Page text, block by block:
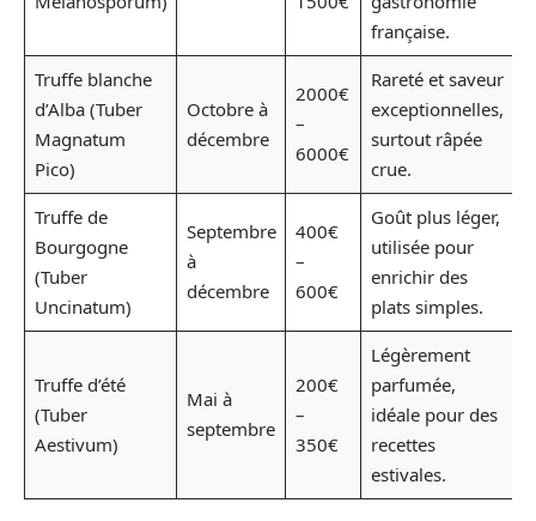
française.
Truffe blanche
d’Alba (Tuber
Magnatum
Pico)
Octobre à
décembre
2000€
–
6000€
Rareté et saveur
exceptionnelles,
surtout râpée
crue.
Truffe de
Bourgogne
(Tuber
Uncinatum)
Septembre
à
décembre
400€
–
600€
Goût plus léger,
utilisée pour
enrichir des
plats simples.
Truffe d’été
(Tuber
Aestivum)
Mai à
septembre
200€
–
350€
Légèrement
parfumée,
idéale pour des
recettes
estivales.